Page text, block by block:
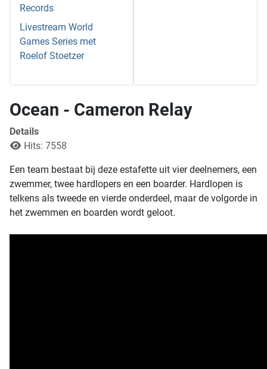
Records
Livestream World
Games Series met
Roelof Stoetzer
Ocean - Cameron Relay
Details
Hits: 7558
Een team bestaat bij deze estafette uit vier deelnemers, een
zwemmer, twee hardlopers en een boarder. Hardlopen is
telkens als tweede en vierde onderdeel, maar de volgorde in
het zwemmen en boarden wordt geloot.